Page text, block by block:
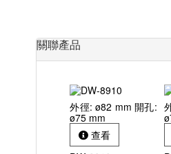
關聯產品
外徑: ø82 mm 開孔:
ø75 mm
查看